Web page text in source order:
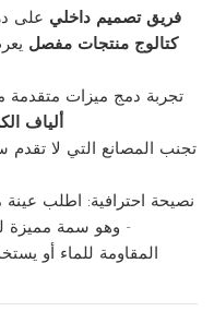
فريق تصميم داخلي على
كتالوج منتجات مفصل
تجربة دمج ميزات متقدمة
ألياف
تجنب المصانع التي لا تقدم
💡 نصيحة احترافية: اطلب
- وهو سمة مميزة